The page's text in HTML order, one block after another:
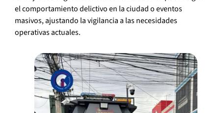
el comportamiento delictivo en la ciudad o eventos
masivos, ajustando la vigilancia a las necesidades
operativas actuales.